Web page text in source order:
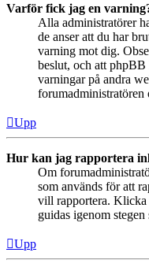
Varför fick jag en
Alla administratörer
de anser att du har
varning mot dig.
beslut, och att
varningar på andra
forumadministratören
Upp
Hur kan jag rapportera
Om
som används för att
vill rapportera. Klicka
guidas igenom
Upp